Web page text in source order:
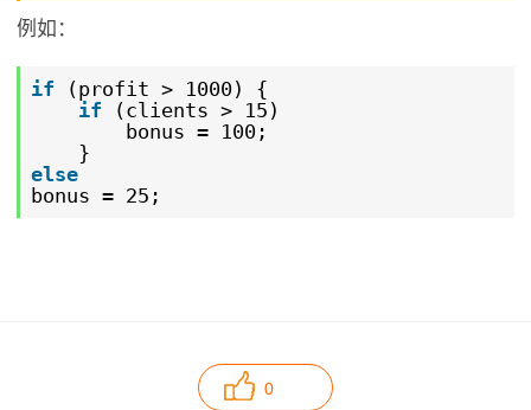
例如：
if
(profit > 1000) {
if
(clients > 15)
bonus = 100;
}
else
bonus = 25;
0